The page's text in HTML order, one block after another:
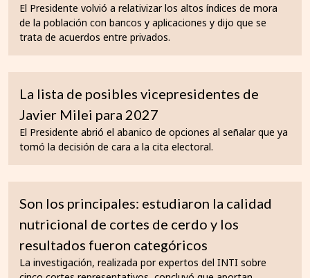
El Presidente volvió a relativizar los altos índices de mora
de la población con bancos y aplicaciones y dijo que se
trata de acuerdos entre privados.
La lista de posibles vicepresidentes de
Javier Milei para 2027
El Presidente abrió el abanico de opciones al señalar que ya
tomó la decisión de cara a la cita electoral.
Son los principales: estudiaron la calidad
nutricional de cortes de cerdo y los
resultados fueron categóricos
La investigación, realizada por expertos del INTI sobre